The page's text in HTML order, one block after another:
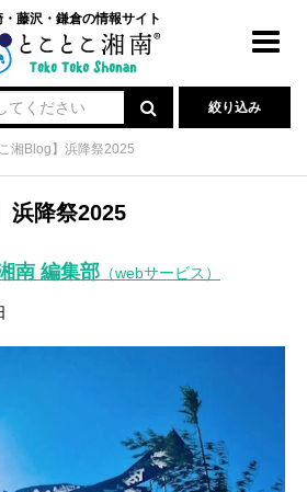
藤沢・鎌倉の情報サイト
絞り込み
こ湘Blog】浜降祭2025
浜降祭2025
南 編集部 （webサービス）